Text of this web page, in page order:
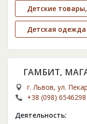
Детские
Детская одежда
ГАМБИТ,
г. Львов, ул.
+38 (098) 6546298
Деятельность: